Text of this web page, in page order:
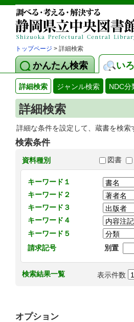
トップページ > 詳細検索
かんたん検索 い
詳細検索 ジャンル検索 NDC分
詳細検索
詳細な条件を設定して、蔵書を検
検索条件
資料種別 図書
キーワード１
キーワード２
キーワード３
キーワード４
キーワード５
請求記号
別置
検索結果一覧 表示件数
オプション